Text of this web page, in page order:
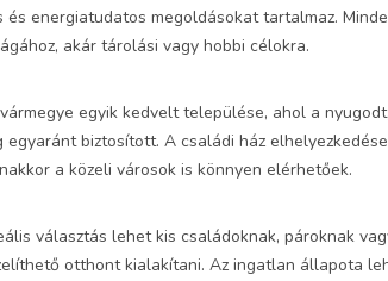
és energiatudatos megoldásokat tartalmaz.
akár tárolási vagy hobbi célokra.
egyik kedvelt települése, ahol a
biztosított. A családi ház
a közeli városok is könnyen elérhetőek.
választás lehet kis családoknak, pároknak
otthont kialakítani. Az ingatlan állapota